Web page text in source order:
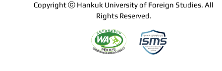
Copyright ⓒ Hankuk University of Foreign Studies. All
Rights Reserved.